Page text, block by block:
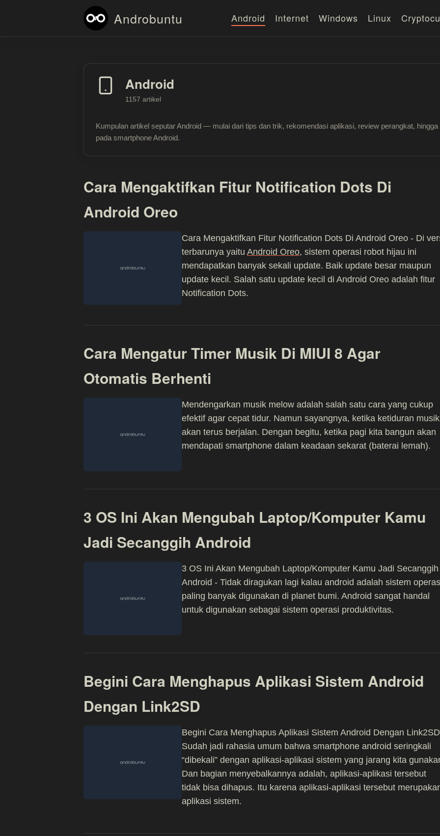
Androbuntu Android Internet Windows Linux
Android
1157 artikel
Kumpulan artikel seputar Android — mulai dari tips dan trik, rekomendasi aplikasi, review perangkat,
pada smartphone Android.
Cara Mengaktifkan Fitur Notification Dots Di
Android Oreo
Cara Mengaktifkan Fitur Notification Dots Di Android Oreo - Di
terbarunya yaitu Android Oreo, sistem operasi robot hijau ini
mendapatkan banyak sekali update. Baik update besar maupun
update kecil. Salah satu update kecil di Android Oreo adalah fitur
Notification Dots.
Cara Mengatur Timer Musik Di MIUI 8 Agar
Otomatis Berhenti
Mendengarkan musik melow adalah salah satu cara yang cukup
efektif agar cepat tidur. Namun sayangnya, ketika ketiduran musik
akan terus berjalan. Dengan begitu, ketika pagi kita bangun akan
mendapati smartphone dalam keadaan sekarat (baterai lemah).
3 OS Ini Akan Mengubah Laptop/Komputer Kamu
Jadi Secanggih Android
3 OS Ini Akan Mengubah Laptop/Komputer Kamu Jadi Secanggih
Android - Tidak diragukan lagi kalau android adalah sistem
paling banyak digunakan di planet bumi. Android sangat handal
untuk digunakan sebagai sistem operasi produktivitas.
Begini Cara Menghapus Aplikasi Sistem Android
Dengan Link2SD
Begini Cara Menghapus Aplikasi Sistem Android Dengan
Sudah jadi rahasia umum bahwa smartphone android seringkali
“dibekali” dengan aplikasi-aplikasi sistem yang jarang kita
Dan bagian menyebalkannya adalah, aplikasi-aplikasi tersebut
tidak bisa dihapus. Itu karena aplikasi-aplikasi tersebut
aplikasi sistem.